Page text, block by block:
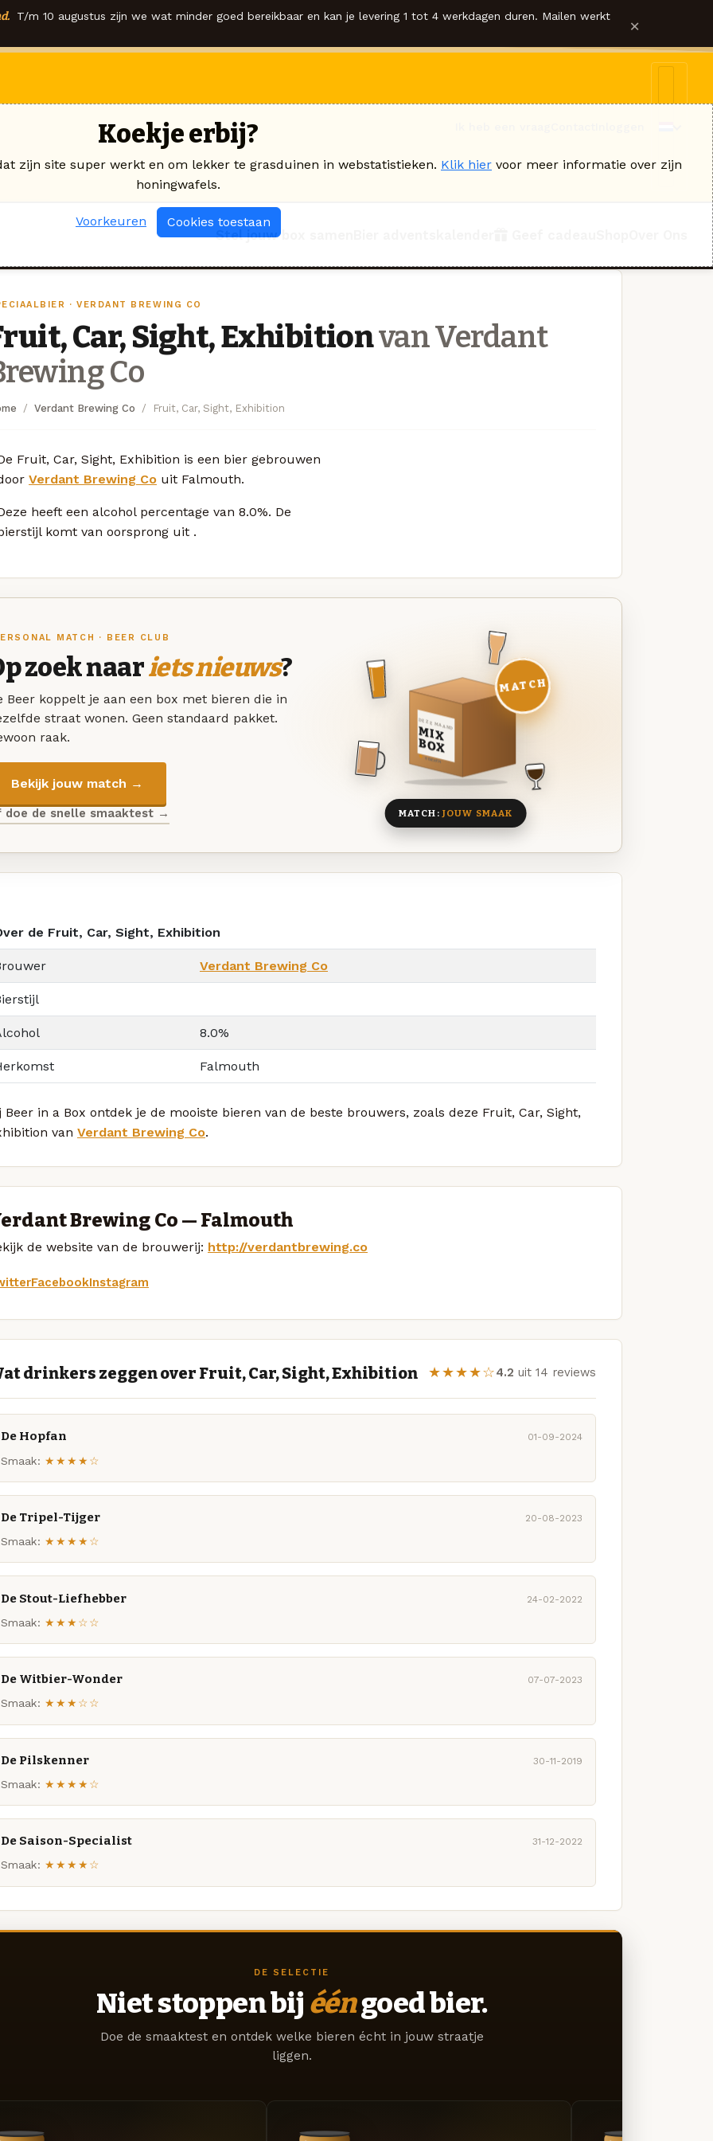
T/m 10 augustus zijn we wat minder goed bereikbaar en kan je levering 1 tot 4 werkdagen duren. Mailen werkt
×
Stel jouw box samen
· VERDANT BREWING CO
Car, Sight, Exhibitionvan Verdant
Co
Verdant Brewing Co Fruit, Car, Sight, Exhibition
Fruit, Car, Sight, Exhibition is een bier gebrouwen
Verdant Brewing Co uit Falmouth.
heeft een alcohol percentage van 8.0%. De
komt van oorsprong uit .
MATCH · BEER CLUB
zoek naariets nieuws?
Beer koppelt je aan een box met bieren die in
straat wonen. Geen standaard pakket.
raak.
Bekijk jouw match →
doe de snelle smaaktest →
DEZE MAAND
MIX
BOX
8 BIEREN
MATCH
MATCH: JOUW SMAAK
de Fruit, Car, Sight, Exhibition
Verdant Brewing Co
8.0%
Falmouth
Beer in a Box ontdek je de mooiste bieren van de beste brouwers, zoals deze Fruit, Car, Sight,
van Verdant Brewing Co.
Brewing Co — Falmouth
de website van de brouwerij: http://verdantbrewing.co
FacebookInstagram
drinkers zeggen over Fruit, Car, Sight, Exhibition ★★★★☆4.2 uit 14 reviews
De Hopfan 01-09-2024
Smaak: ★★★★☆
De Tripel-Tijger 20-08-2023
Smaak: ★★★★☆
De Stout-Liefhebber 24-02-2022
Smaak: ★★★☆☆
De Witbier-Wonder 07-07-2023
Smaak: ★★★☆☆
De Pilskenner 30-11-2019
Smaak: ★★★★☆
De Saison-Specialist 31-12-2022
Smaak: ★★★★☆
DE SELECTIE
Niet stoppen bij ééngoed bier.
Doe de smaaktest en ontdek welke bieren écht in jouw straatje
liggen.
Koekje erbij?
zijn site super werkt en om lekker te grasduinen in webstatistieken. Klik hier voor meer informatie over zijn
honingwafels.
Voorkeuren Cookies toestaan